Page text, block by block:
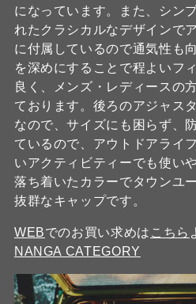
になっています。また、シン
れたクラシカルなデザインで
に付属しているので通気性も
を深めにすることで程よいフ
良く、メンズ・レディースの
ております。後ろのアジャス
なので、サイズにも困らず、
ているので、アウトドアライ
いアクティビティーでも使い
落ち着いたカラーでタウンユ
抜群なキャップです。
WEBでのお買い求めは こちら
NANGA CATEGORY